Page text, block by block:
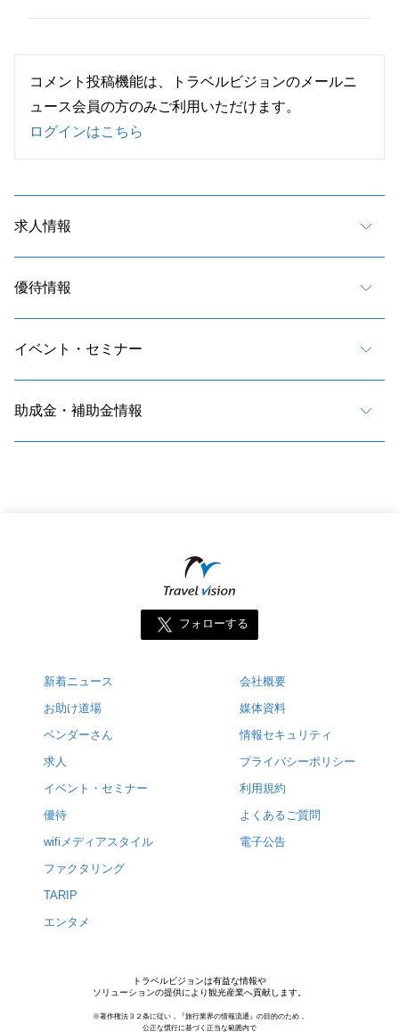
コメント投稿機能は、トラベルビジョンのメールニ
ュース会員の方のみご利用いただけます。
ログインはこちら
求人情報
優待情報
イベント・セミナー
助成金・補助金情報
フォローする
新着ニュース
お助け道場
ベンダーさん
求人
イベント・セミナー
優待
wifiメディアスタイル
ファクタリング
TARIP
エンタメ
会社概要
媒体資料
情報セキュリティ
プライバシーポリシー
利用規約
よくあるご質問
電子公告
トラベルビジョンは有益な情報や
ソリューションの提供により観光産業へ貢献します。
※著作権法３２条に従い，『旅行業界の情報流通』の目的のため，
公正な慣行に基づく正当な範囲内で